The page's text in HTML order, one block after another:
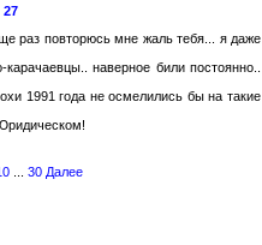
раз повторюсь мне жаль тебя... я даже
наверное били постоянно..
1991 года не осмелились бы на такие
30 Далее